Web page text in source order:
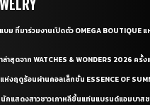
ม ที่มาร่วมงานเปิดตัว OMEGA BOUTIQUE
ล่าสุดจาก WATCHES & WONDERS 2026 ครั้
ห่งฤดูร้อนผ่านคอลเล็กชั่น ESSENCE OF
นักแสดงสาวชาวเกาหลีขึ้นแท่นแบรนด์แอมบาส